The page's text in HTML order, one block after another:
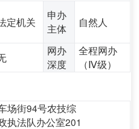
定机关
申办
主体
自然人
网办
深度
全程网办
（Ⅳ级）
场街94号农技综
执法队办公室201